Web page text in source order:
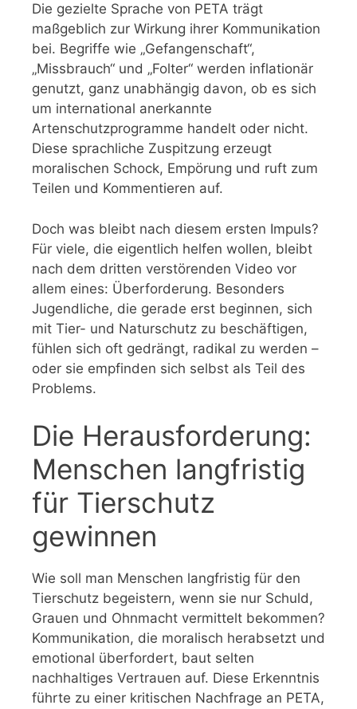
Die gezielte Sprache von PETA trägt
maßgeblich zur Wirkung ihrer Kommunikation
bei. Begriffe wie „Gefangenschaft“,
„Missbrauch“ und „Folter“ werden inflationär
genutzt, ganz unabhängig davon, ob es sich
um international anerkannte
Artenschutzprogramme handelt oder nicht.
Diese sprachliche Zuspitzung erzeugt
moralischen Schock, Empörung und ruft zum
Teilen und Kommentieren auf.
Doch was bleibt nach diesem ersten Impuls?
Für viele, die eigentlich helfen wollen, bleibt
nach dem dritten verstörenden Video vor
allem eines: Überforderung. Besonders
Jugendliche, die gerade erst beginnen, sich
mit Tier- und Naturschutz zu beschäftigen,
fühlen sich oft gedrängt, radikal zu werden –
oder sie empfinden sich selbst als Teil des
Problems.
Die Herausforderung:
Menschen langfristig
für Tierschutz
gewinnen
Wie soll man Menschen langfristig für den
Tierschutz begeistern, wenn sie nur Schuld,
Grauen und Ohnmacht vermittelt bekommen?
Kommunikation, die moralisch herabsetzt und
emotional überfordert, baut selten
nachhaltiges Vertrauen auf. Diese Erkenntnis
führte zu einer kritischen Nachfrage an PETA,